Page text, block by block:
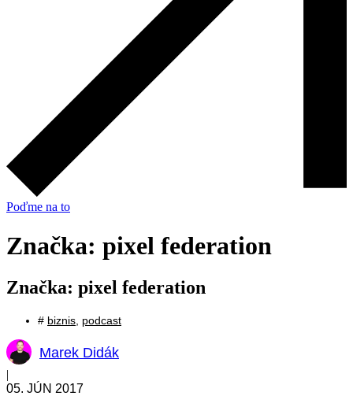
Poďme na to
Značka: pixel federation
Značka: pixel federation
# biznis podcast
Marek Didák
|
05. JÚN 2017